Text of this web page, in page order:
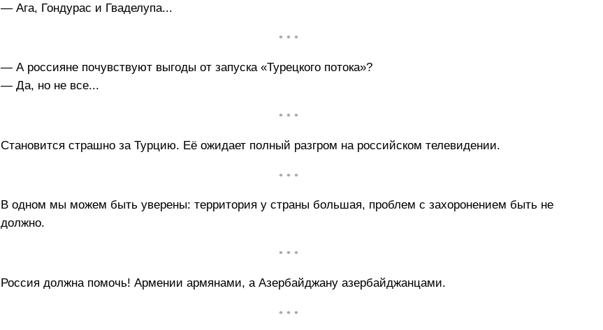
— Ага, Гондурас и Гваделупа...
• • •
— А россияне почувствуют выгоды от запуска «Турецкого потока»?
— Да, но не все...
• • •
Становится страшно за Турцию. Её ожидает полный разгром на российском телевидении.
• • •
В одном мы можем быть уверены: территория у страны большая, проблем с захоронением быть не
должно.
• • •
Россия должна помочь! Армении армянами, а Азербайджану азербайджанцами.
• • •